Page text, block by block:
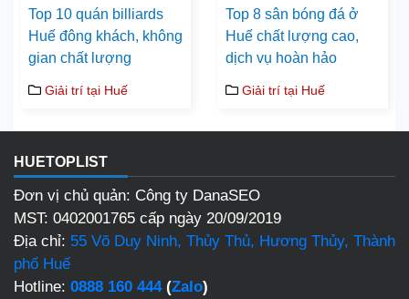
Top 10 quán billiards
Huế đông khách, không
gian chất lượng
Giải trí tại Huế
Top 8 sân bóng đá ở
Huế chất lượng cao,
dịch vụ hoàn hảo
Giải trí tại Huế
HUETOPLIST
Đơn vị chủ quản: Công ty DanaSEO
MST: 0402001765 cấp ngày 20/09/2019
Địa chỉ: 55 Võ Duy Ninh, Thủy Thủ, Hương Thủy, Thành
phố Huế
Hotline: 0888 160 444(Zalo)